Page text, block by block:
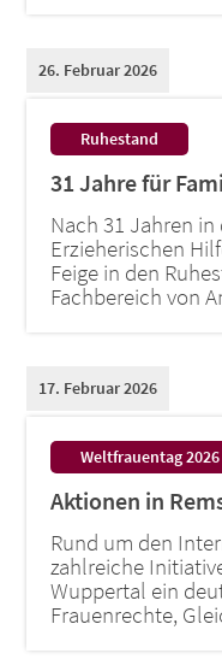
Ruhestand:
31 Jahre für
26. Februar 2026
Nach 31 Jahren
Erzieherischen
Feige in den
Fachbereich von
Weltfrauentag 2026:
Aktionen in
17. Februar 2026
Rund um den
zahlreiche
Wuppertal ein
Frauenrechte,